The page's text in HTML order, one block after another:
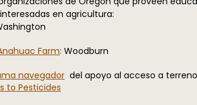
en agricultura:
Farm: Woodburn
navegador del apoyo al acceso a terreno
to Pesticides